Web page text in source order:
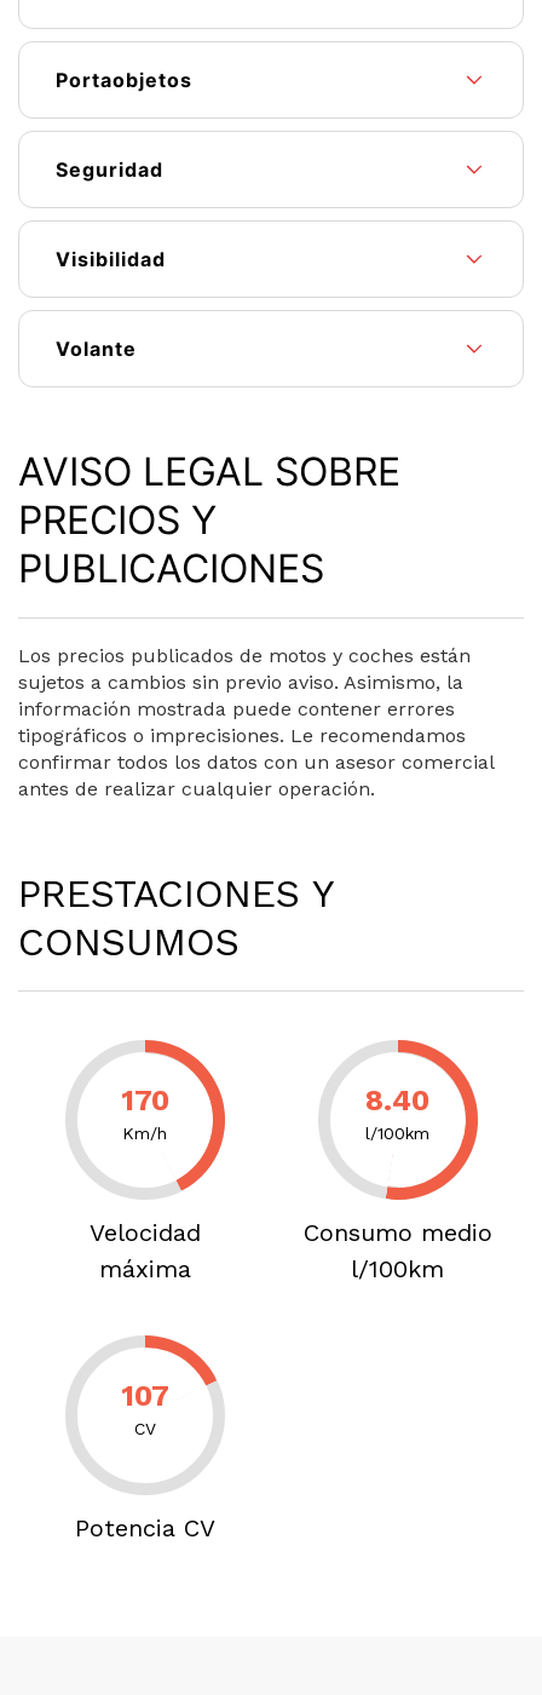
Portaobjetos
Seguridad
Visibilidad
Volante
AVISO LEGAL SOBRE
PRECIOS Y
PUBLICACIONES
Los precios publicados de motos y coches están
sujetos a cambios sin previo aviso. Asimismo, la
información mostrada puede contener errores
tipográficos o imprecisiones. Le recomendamos
confirmar todos los datos con un asesor comercial
antes de realizar cualquier operación.
PRESTACIONES Y
CONSUMOS
170
Km/h
Velocidad
máxima
8.40
l/100km
Consumo medio
l/100km
107
CV
Potencia CV